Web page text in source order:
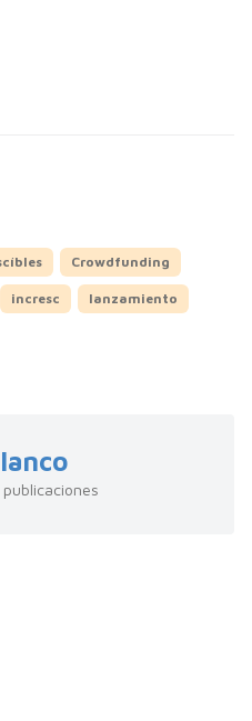
Crowdfunding
incresc lanzamiento
publicaciones